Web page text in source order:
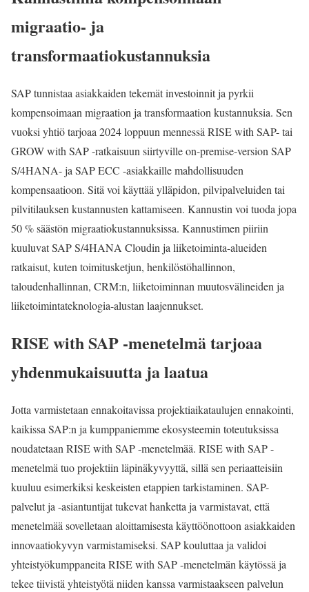
migraatio- ja
transformaatiokustannuksia
SAP tunnistaa asiakkaiden tekemät investoinnit ja pyrkii
kompensoimaan migraation ja transformaation kustannuksia. Sen
vuoksi yhtiö tarjoaa 2024 loppuun mennessä RISE with SAP- tai
GROW with SAP -ratkaisuun siirtyville on-premise-version SAP
S/4HANA- ja SAP ECC -asiakkaille mahdollisuuden
kompensaatioon. Sitä voi käyttää ylläpidon, pilvipalveluiden tai
pilvitilauksen kustannusten kattamiseen. Kannustin voi tuoda jopa
50 % säästön migraatiokustannuksissa. Kannustimen piiriin
kuuluvat SAP S/4HANA Cloudin ja liiketoiminta-alueiden
ratkaisut, kuten toimitusketjun, henkilöstöhallinnon,
taloudenhallinnan, CRM:n, liiketoiminnan muutosvälineiden ja
liiketoimintateknologia-alustan laajennukset.
RISE with SAP -menetelmä tarjoaa
yhdenmukaisuutta ja laatua
Jotta varmistetaan ennakoitavissa projektiaikataulujen ennakointi,
kaikissa SAP:n ja kumppaniemme ekosysteemin toteutuksissa
noudatetaan RISE with SAP -menetelmää. RISE with SAP -
menetelmä tuo projektiin läpinäkyvyyttä, sillä sen periaatteisiin
kuuluu esimerkiksi keskeisten etappien tarkistaminen. SAP-
palvelut ja -asiantuntijat tukevat hanketta ja varmistavat, että
menetelmää sovelletaan aloittamisesta käyttöönottoon asiakkaiden
innovaatiokyvyn varmistamiseksi. SAP kouluttaa ja validoi
yhteistyökumppaneita RISE with SAP -menetelmän käytössä ja
tekee tiivistä yhteistyötä niiden kanssa varmistaakseen palvelun